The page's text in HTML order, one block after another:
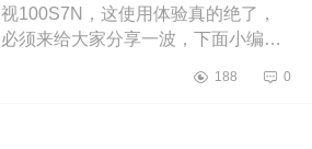
视100S7N，这使用体验真的绝了，
必须来给大家分享一波，下面小编为
激光电视s7n质量怎么样 海信激光
188 0